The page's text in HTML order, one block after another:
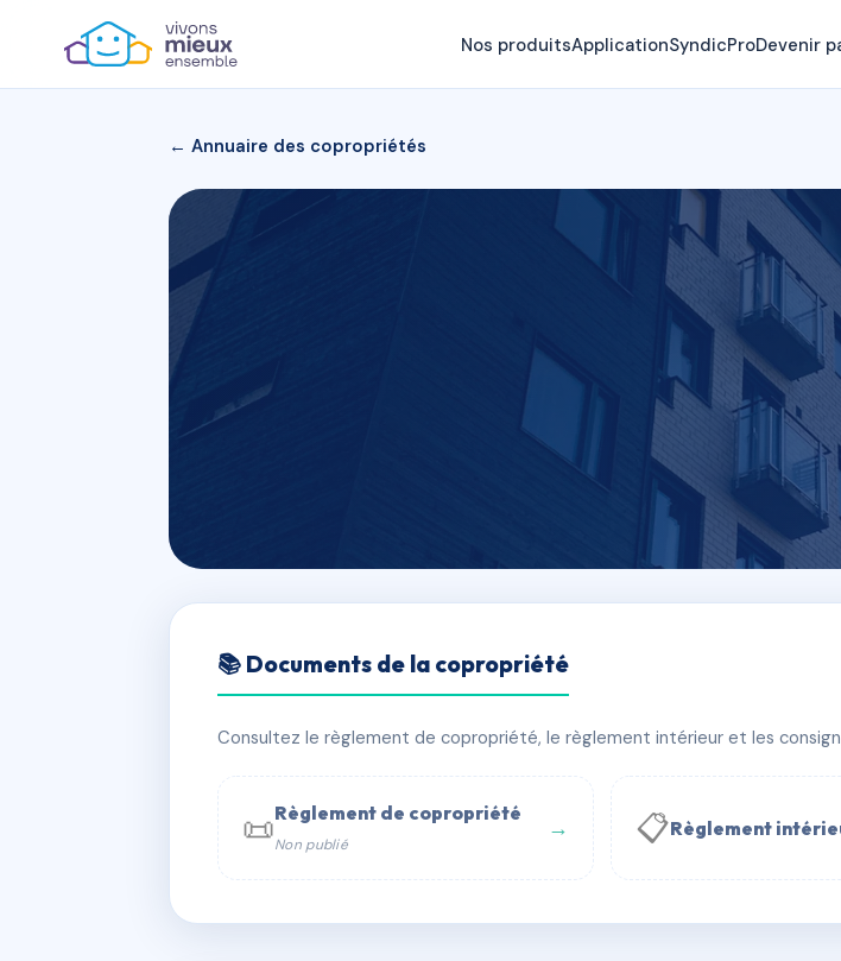
Nos produitsApplicationSyndicProDevenir
← Annuaire des copropriétés
LE BOUTONNET
📍 31 Rue Boutonnet 34400 LUNEL
📞 Contacter Syndic Digital 💬 WhatsApp
📚 Documents de la copropriété
Consultez le règlement de copropriété, le règlement intérieur et les
📜Règlement de copropriété
Non publié
→ 📋Règlement